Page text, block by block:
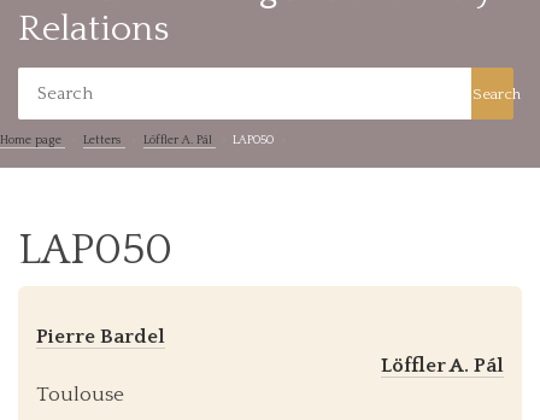
Relations
Search
Home page Letters Löffler A. Pál LAP050
LAP050
Pierre Bardel
Löffler A. Pál
Toulouse